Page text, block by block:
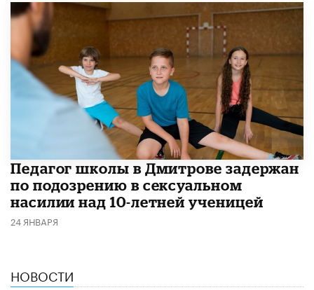
Педагог школы в Дмитрове задержан
по подозрению в сексуальном
насилии над 10-летней ученицей
24 ЯНВАРЯ
НОВОСТИ